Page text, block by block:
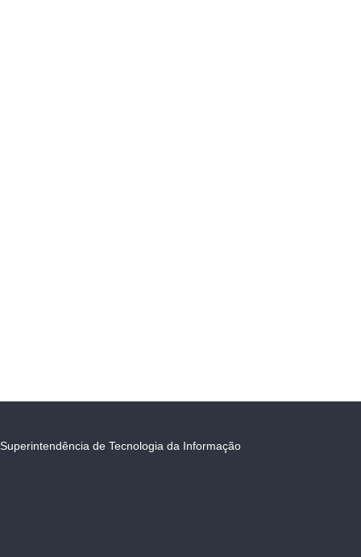
Superintendência de Tecnologia da Informação